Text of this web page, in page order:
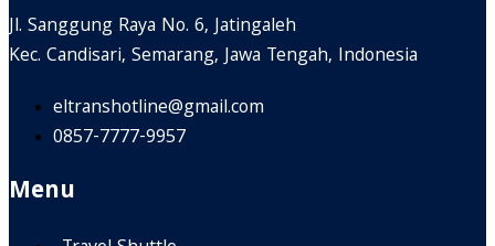
Jl. Sanggung Raya No. 6, Jatingaleh
Kec. Candisari, Semarang, Jawa Tengah, Indonesia
eltranshotline@gmail.com
0857-7777-9957
Menu